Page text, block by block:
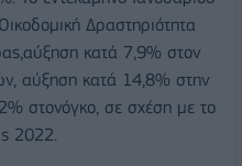
Δραστηριότητα
κατά 7,9% στον
αύξηση κατά 14,8% στην
στονόγκο, σε σχέση με το
2022.